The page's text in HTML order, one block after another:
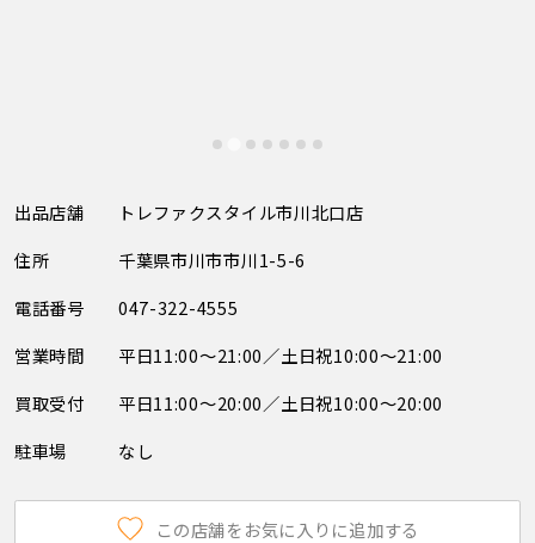
出品店舗
トレファクスタイル市川北口店
住所
千葉県市川市市川1-5-6
電話番号
047-322-4555
営業時間
平日11:00～21:00／土日祝10:00～21:00
買取受付
平日11:00～20:00／土日祝10:00～20:00
駐車場
なし
この店舗をお気に入りに追加する